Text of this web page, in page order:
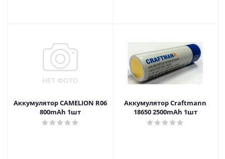
Аккумулятор CAMELION R06
800mAh 1шт
Аккумулятор Craftmann
18650 2500mAh 1шт